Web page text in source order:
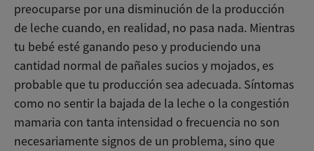
preocuparse por una disminución de la producción
de leche cuando, en realidad, no pasa nada. Mientras
tu bebé esté ganando peso y produciendo una
cantidad normal de pañales sucios y mojados, es
probable que tu producción sea adecuada. Síntomas
como no sentir la bajada de la leche o la congestión
mamaria con tanta intensidad o frecuencia no son
necesariamente signos de un problema, sino que